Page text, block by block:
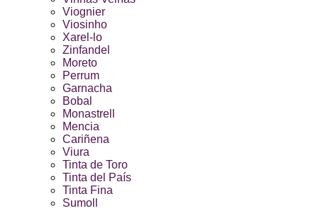
Viognier
Viosinho
Xarel-lo
Zinfandel
Moreto
Perrum
Garnacha
Bobal
Monastrell
Mencia
Cariñena
Viura
Tinta de Toro
Tinta del País
Tinta Fina
Sumoll